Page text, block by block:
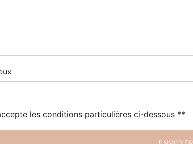
les conditions particulières ci-dessous **